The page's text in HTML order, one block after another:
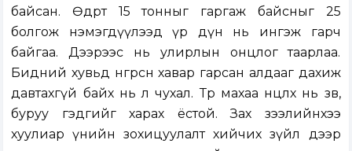
байсан. Өдөрт 15 тонныг гаргаж байсныг 25
болгож нэмэгдүүлээд үр дүн нь ингэж гарч
байгаа. Дээрээс нь улирлын онцлог таарлаа.
Бидний хувьд өнгөрсөн хавар гарсан алдааг дахиж
давтахгүй байх нь л чухал. Төр махаа нөөцлөх нь зөв,
буруу гэдгийг харах ёстой. Зах зээлийнхээ
хуулиар үнийн зохицуулалт хийчих зүйл дээр